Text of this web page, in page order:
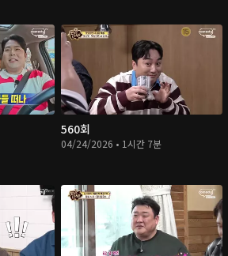
560회
04/24/2026 • 1시간 7분